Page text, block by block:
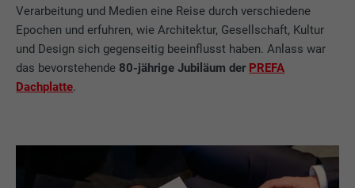
Verarbeitung und Medien eine Reise durch verschiedene
Epochen und erfuhren, wie Architektur, Gesellschaft, Kultur
und Design sich gegenseitig beeinflusst haben. Anlass war
das bevorstehende 80-jährige Jubiläum der PREFA
Dachplatte.